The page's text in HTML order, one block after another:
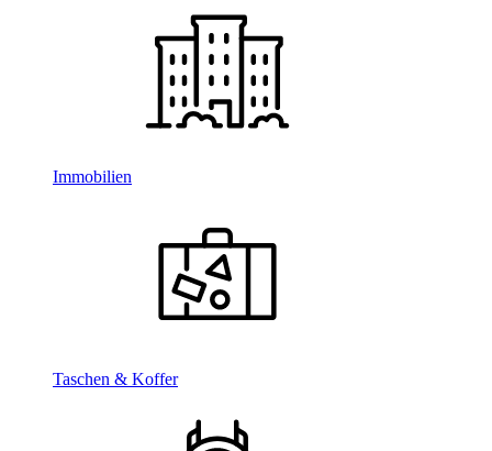
Immobilien
Taschen & Koffer